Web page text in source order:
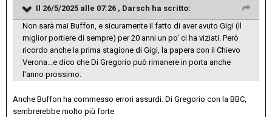
Il 26/5/2025 alle 07:26 , Darsch ha scritto:
Non sarà mai Buffon, e sicuramente il fatto di aver avuto Gigi (il
miglior portiere di sempre) per 20 anni un po' ci ha viziati. Però
ricordo anche la prima stagione di Gigi, la papera con il Chievo
Verona...e dico che Di Gregorio può rimanere in porta anche
l'anno prossimo.
Anche Buffon ha commesso errori assurdi. Di Gregorio con la BBC,
sembrerebbe molto più forte